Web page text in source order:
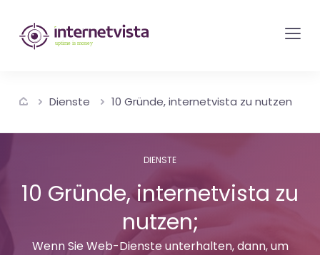
internetvista
Monitoring
Überwachung
von
Websites
Diensten
Uptime
Dienste 10 Gründe, internetvista zu nutzen
DIENSTE
10 Gründe, internetvista zu
nutzen;
Wenn Sie Web-Dienste unterhalten, dann, um